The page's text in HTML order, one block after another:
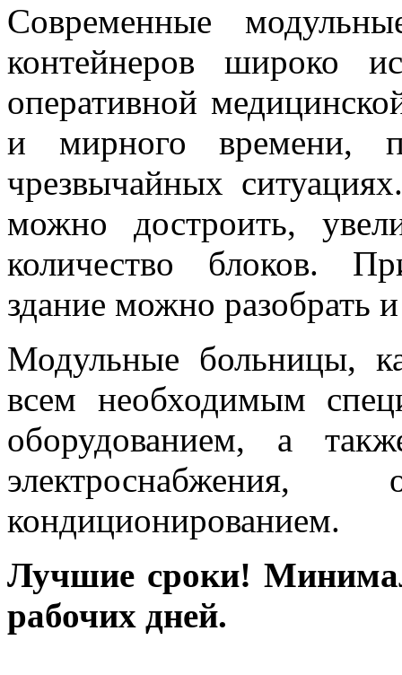
Современные
контейнеров широко
оперативной
и мирного времени,
чрезвычайных
можно достроить,
количество блоков.
здание можно разобрать
Модульные больницы,
всем необходимым
оборудованием, а
электроснабжения,
кондиционированием.
Лучшие сроки!
рабочих дней.